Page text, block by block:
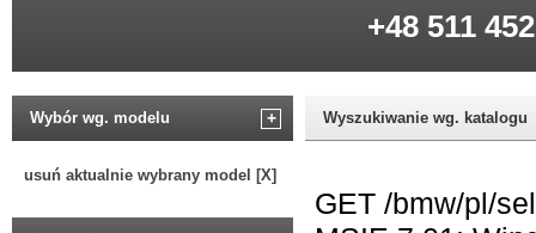
+48 511
Wybór wg. modelu +
usuń aktualnie wybrany model [X]
Wyszukiwanie wg. katalogu